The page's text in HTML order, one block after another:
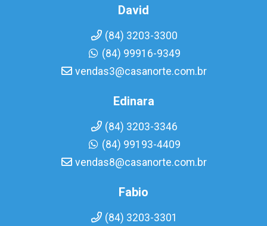
David
(84) 3203-3300
(84) 99916-9349
vendas3@casanorte.com.br
Edinara
(84) 3203-3346
(84) 99193-4409
vendas8@casanorte.com.br
Fabio
(84) 3203-3301